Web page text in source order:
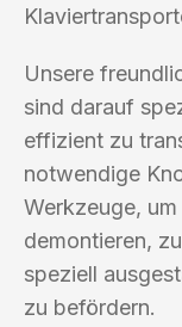
Unsere
sind darauf
effizient zu
notwendige
Werkzeuge,
demontieren,
speziell
zu befördern.